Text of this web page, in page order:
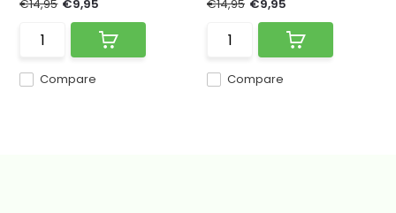
Compare
€14,95 €9,95
Compare
€14,95 €9,95